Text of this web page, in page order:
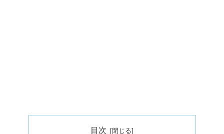
目次